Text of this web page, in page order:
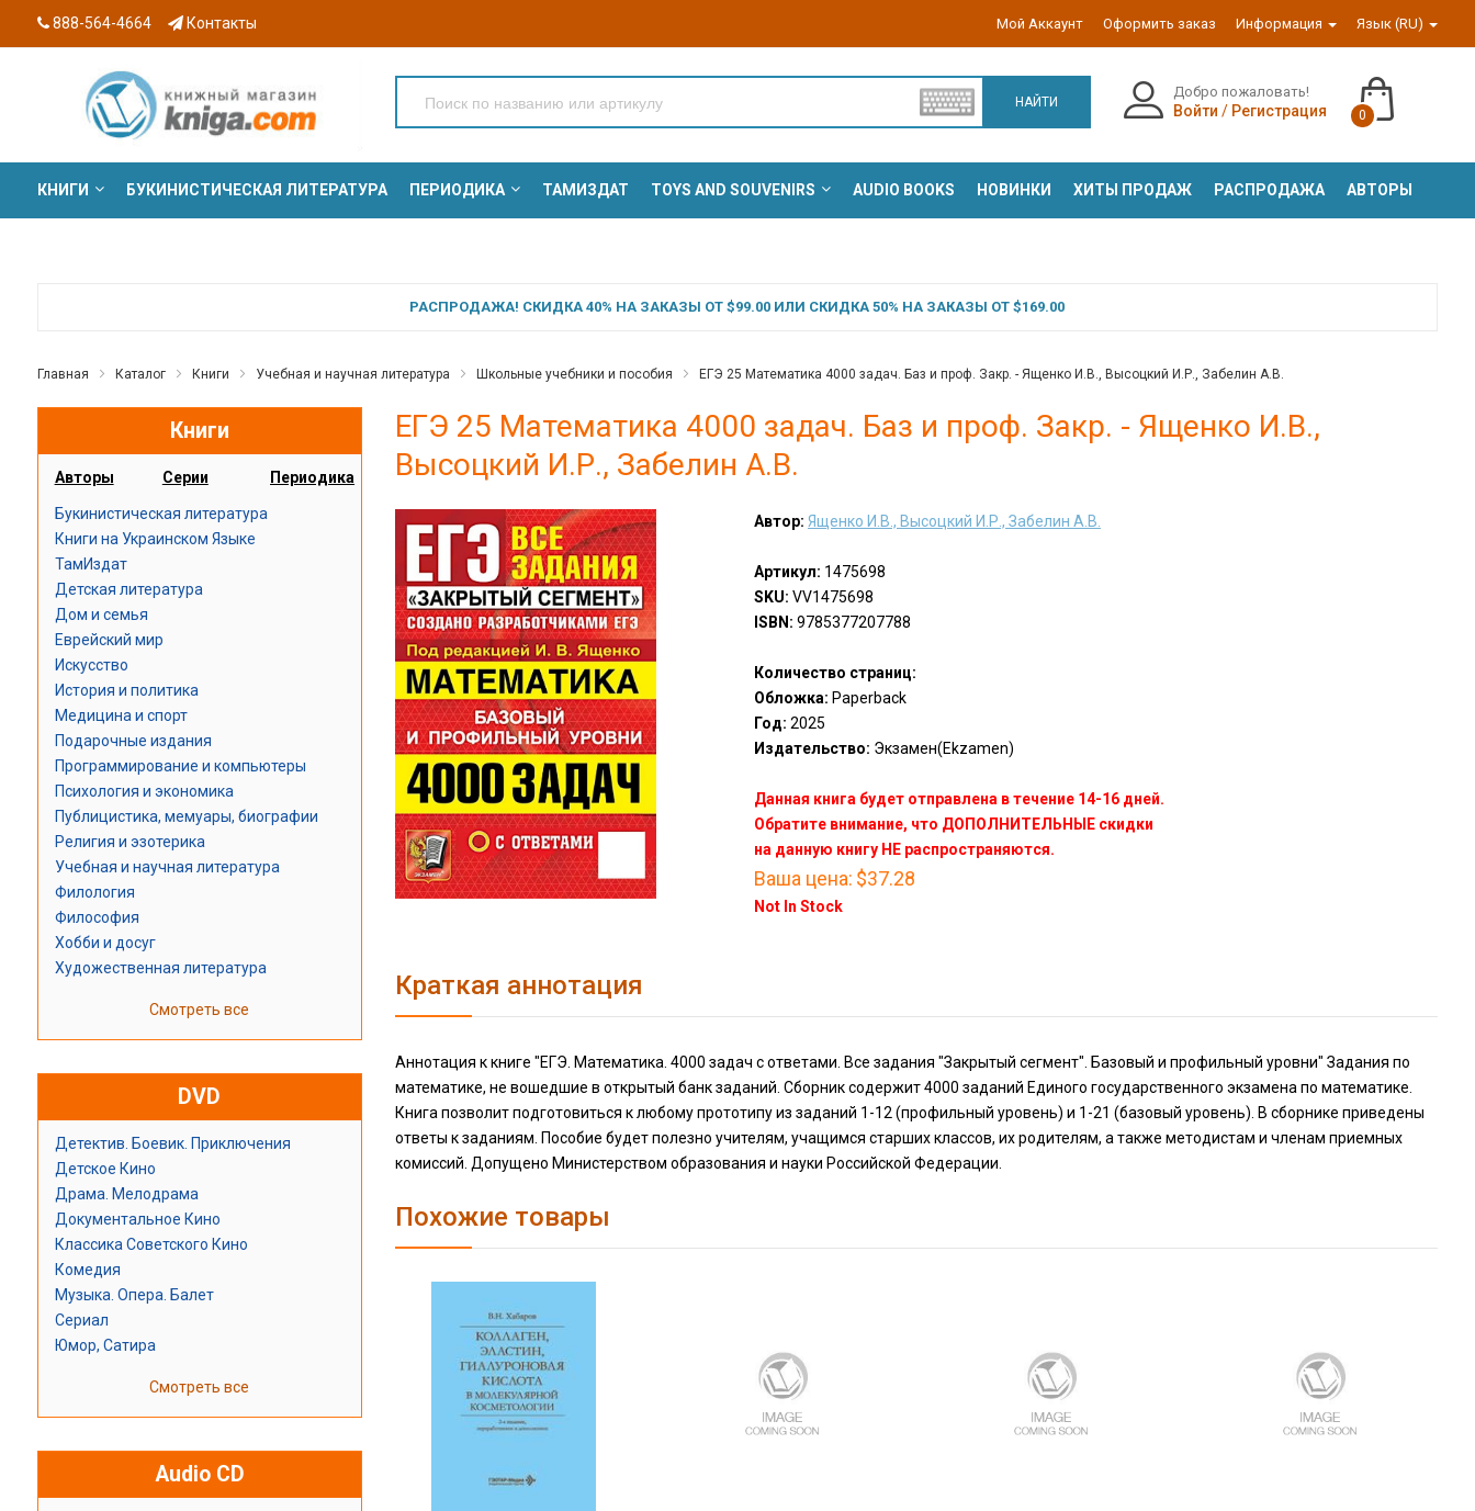
888-564-4664 Контакты Мой Аккаунт Оформить заказ Информация Язык (RU)
НАЙТИ
Добро пожаловать!
Войти / Регистрация 0
КНИГИ БУКИНИСТИЧЕСКАЯ ЛИТЕРАТУРА ПЕРИОДИКА ТАМИЗДАТ TOYS AND SOUVENIRS AUDIO BOOKS НОВИНКИ ХИТЫ ПРОДАЖ РАСПРОДАЖА АВТОРЫ
РАСПРОДАЖА! СКИДКА 40% НА ЗАКАЗЫ ОТ $99.00 ИЛИ СКИДКА 50% НА ЗАКАЗЫ ОТ $169.00
Главная Каталог Книги Учебная и научная литература Школьные учебники и пособия ЕГЭ 25 Математика 4000 задач. Баз и проф. Закр. - Ященко И.В., Высоцкий И.Р., Забелин А.В.
Книги
Авторы Серии Периодика
Букинистическая литература
Книги на Украинском Языке
ТамИздат
Детская литература
Дом и семья
Еврейский мир
Искусство
История и политика
Медицина и спорт
Подарочные издания
Программирование и компьютеры
Психология и экономика
Публицистика, мемуары, биографии
Религия и эзотерика
Учебная и научная литература
Филология
Философия
Хобби и досуг
Художественная литература
Смотреть все
DVD
Детектив. Боевик. Приключения
Детское Кино
Драма. Мелодрама
Документальное Кино
Классика Советского Кино
Комедия
Музыка. Опера. Балет
Сериал
Юмор, Сатира
Смотреть все
Audio CD
ЕГЭ 25 Математика 4000 задач. Баз и проф. Закр. - Ященко И.В.,
Высоцкий И.Р., Забелин А.В.
Автор: Ященко И.В., Высоцкий И.Р., Забелин А.В.
Артикул: 1475698
SKU: VV1475698
ISBN: 9785377207788
Количество страниц:
Обложка: Paperback
Год: 2025
Издательство: Экзамен(Ekzamen)
Данная книга будет отправлена в течение 14-16 дней.
Обратите внимание, что ДОПОЛНИТЕЛЬНЫЕ скидки
на данную книгу НЕ распространяются.
Ваша цена: $37.28
Not In Stock
Краткая аннотация
Аннотация к книге "ЕГЭ. Математика. 4000 задач с ответами. Все задания "Закрытый сегмент". Базовый и профильный уровни" Задания по
математике, не вошедшие в открытый банк заданий. Сборник содержит 4000 заданий Единого государственного экзамена по математике.
Книга позволит подготовиться к любому прототипу из заданий 1-12 (профильный уровень) и 1-21 (базовый уровень). В сборнике приведены
ответы к заданиям. Пособие будет полезно учителям, учащимся старших классов, их родителям, а также методистам и членам приемных
комиссий. Допущено Министерством образования и науки Российской Федерации.
Похожие товары